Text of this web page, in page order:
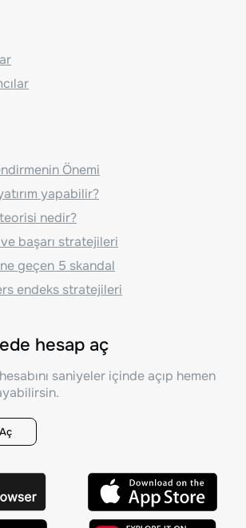
Önemi
yapabilir?
nedir?
ve başarı stratejileri
geçen 5 skandal
endeks stratejileri
hesap aç
saniyeler içinde açıp hemen